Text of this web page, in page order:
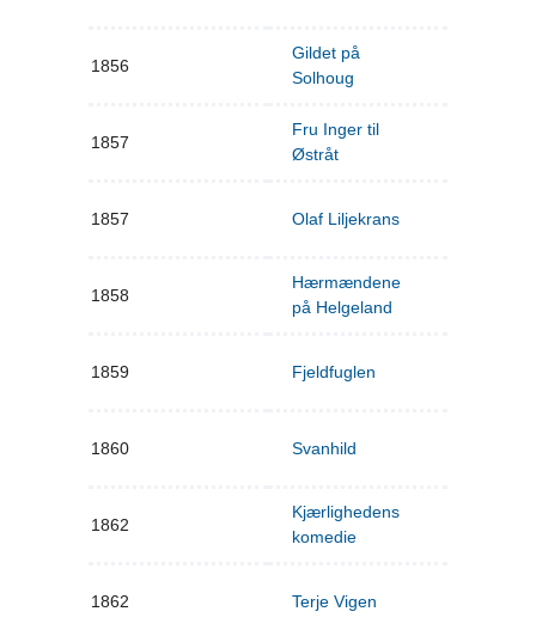
1856
Gildet på
Solhoug
1857
Fru Inger til
Østråt
1857 Olaf Liljekrans
1858
Hærmændene
på Helgeland
1859 Fjeldfuglen
1860 Svanhild
1862
Kjærlighedens
komedie
1862 Terje Vigen